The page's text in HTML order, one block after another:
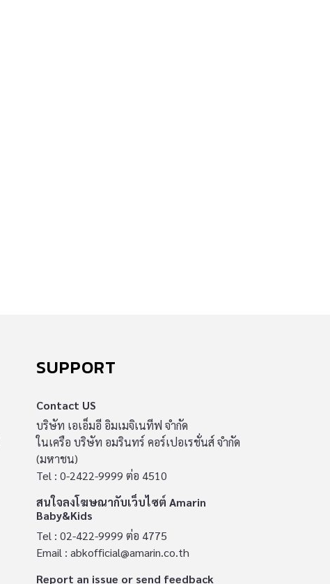
SUPPORT
Contact US
บริษัท เอเอ็มอี อิมเมจิเนทีฟ จำกัด
ในเครือ บริษัท อมรินทร์ คอร์เปอเรชั่นส์ จำกัด
(มหาชน)
Tel : 0-2422-9999 ต่อ 4510
สนใจลงโฆษณากับเว็บไซต์ Amarin
Baby&Kids
Tel : 02-422-9999 ต่อ 4775
Email : abkofficial@amarin.co.th
Report an issue or send feedback